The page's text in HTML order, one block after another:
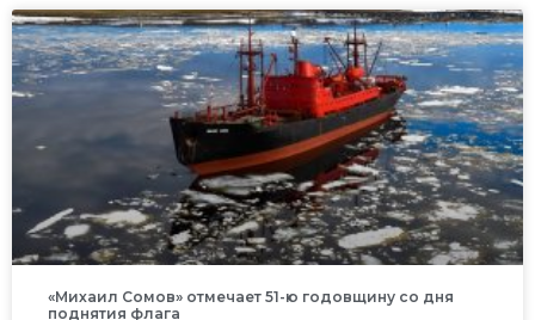
«Михаил Сомов» отмечает 51-ю годовщину со дня
поднятия флага